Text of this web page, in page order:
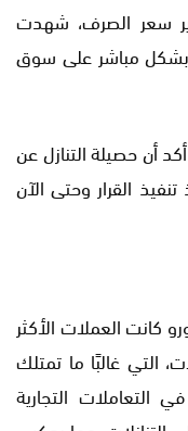
سعر الصرف، شهدت
بشكل مباشر على سوق
أن حصيلة التنازل عن
القرار وحتى الآن
كانت العملات الأكثر
التي غالبًا ما تمتلك
التعاملات التجارية